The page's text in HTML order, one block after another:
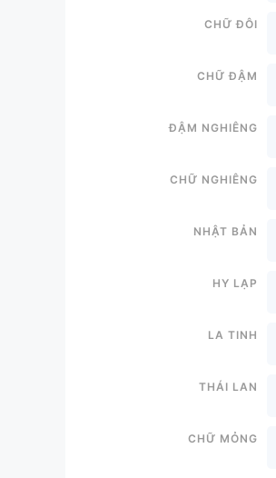
Chữ đôi
Chữ đậm
Đậm nghiêng
Chữ nghiêng
Nhật bản
Hy lạp
La tinh
Thái lan
Chữ mỏng